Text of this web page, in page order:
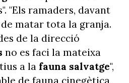
"Els ramaders, davant
matar tota la granja.
de la direcció
no es faci la mateixa
a la fauna salvatge",
de fauna cinegètica